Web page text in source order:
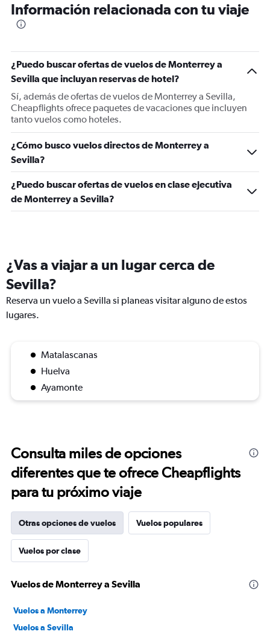
Información relacionada con tu viaje
¿Puedo buscar ofertas de vuelos de Monterrey a
Sevilla que incluyan reservas de hotel?
Sí, además de ofertas de vuelos de Monterrey a Sevilla,
Cheapflights ofrece paquetes de vacaciones que incluyen
tanto vuelos como hoteles.
¿Cómo busco vuelos directos de Monterrey a
Sevilla?
¿Puedo buscar ofertas de vuelos en clase ejecutiva
de Monterrey a Sevilla?
¿Vas a viajar a un lugar cerca de
Sevilla?
Reserva un vuelo a Sevilla si planeas visitar alguno de estos
lugares.
Matalascanas
Huelva
Ayamonte
Consulta miles de opciones
diferentes que te ofrece Cheapflights
para tu próximo viaje
Otras opciones de vuelos Vuelos populares
Vuelos por clase
Vuelos de Monterrey a Sevilla
Vuelos a Monterrey
Vuelos a Sevilla